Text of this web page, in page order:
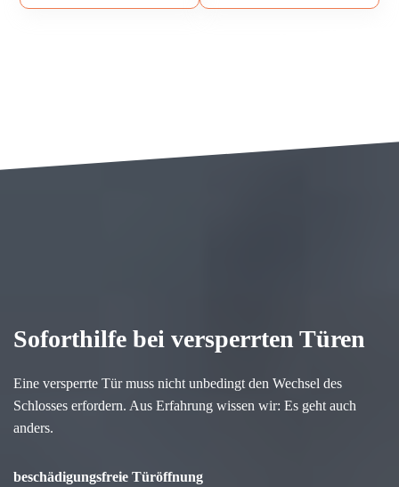
Soforthilfe bei versperrten Türen
Eine versperrte Tür muss nicht unbedingt den Wechsel des
Schlosses erfordern. Aus Erfahrung wissen wir: Es geht auch
anders.
beschädigungsfreie Türöffnung